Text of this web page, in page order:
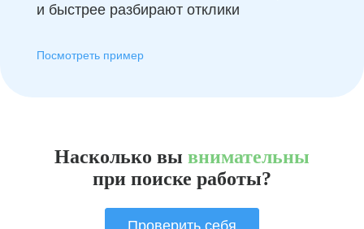
и быстрее разбирают отклики
Посмотреть пример
Насколько вы внимательны
при поиске работы?
Проверить себя